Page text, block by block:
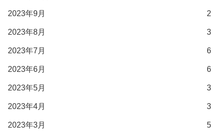
2023年9月 2
2023年8月 3
2023年7月 6
2023年6月 6
2023年5月 3
2023年4月 3
2023年3月 5